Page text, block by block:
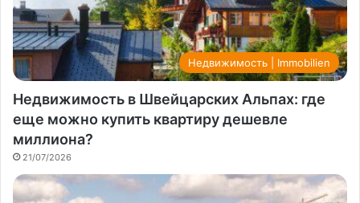
Недвижимость | Immobilien
Недвижимость в Швейцарских Альпах: где
еще можно купить квартиру дешевле
миллиона?
21/07/2026